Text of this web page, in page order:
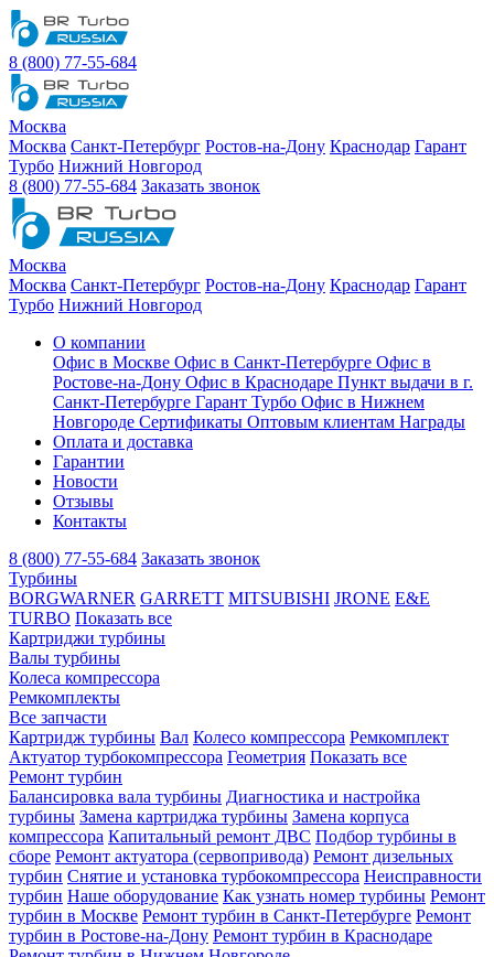
8 (800) 77-55-684
Москва
Москва Санкт-Петербург Ростов-на-Дону Краснодар Гарант
Турбо Нижний Новгород
8 (800) 77-55-684 Заказать звонок
Москва
Москва Санкт-Петербург Ростов-на-Дону Краснодар Гарант
Турбо Нижний Новгород
О компании
Офис в Москве Офис в Санкт-Петербурге Офис в
Ростове-на-Дону Офис в Краснодаре Пункт выдачи в г.
Санкт-Петербурге Гарант Турбо Офис в Нижнем
Новгороде Сертификаты Оптовым клиентам Награды
Оплата и доставка
Гарантии
Новости
Отзывы
Контакты
8 (800) 77-55-684 Заказать звонок
Турбины
BORGWARNER GARRETT MITSUBISHI JRONE E&E
TURBO Показать все
Картриджи турбины
Валы турбины
Колеса компрессора
Ремкомплекты
Все запчасти
Картридж турбины Вал Колесо компрессора Ремкомплект
Актуатор турбокомпрессора Геометрия Показать все
Ремонт турбин
Балансировка вала турбины Диагностика и настройка
турбины Замена картриджа турбины Замена корпуса
компрессора Капитальный ремонт ДВС Подбор турбины в
сборе Ремонт актуатора (сервопривода) Ремонт дизельных
турбин Снятие и установка турбокомпрессора Неисправности
турбин Наше оборудование Как узнать номер турбины Ремонт
турбин в Москве Ремонт турбин в Санкт-Петербурге Ремонт
турбин в Ростове-на-Дону Ремонт турбин в Краснодаре